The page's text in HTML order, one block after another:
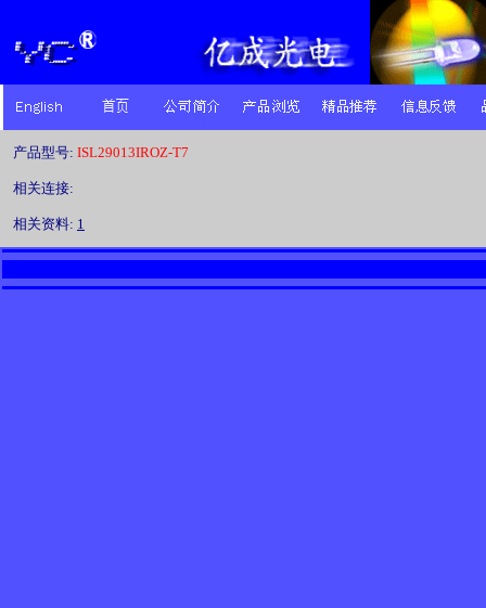
产品型号: ISL29013IROZ-T7
相关连接:
相关资料: 1